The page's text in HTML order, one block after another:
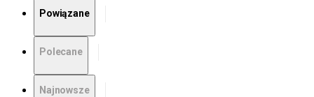
Powiązane
Polecane
Najnowsze